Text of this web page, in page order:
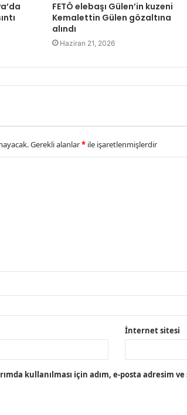
FETÖ elebaşı Gülen’in kuzeni
Kemalettin Gülen gözaltına
alındı
Haziran 21, 2026
Gerekli alanlar* ile işaretlenmişlerdir
İnternet sitesi
kullanılması için adım, e-posta adresim